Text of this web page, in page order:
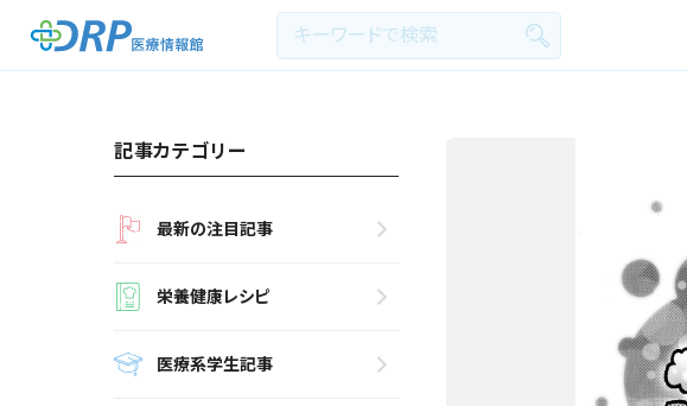
記事カテゴリー
最新の注目記事
栄養健康レシピ
医療系学生記事